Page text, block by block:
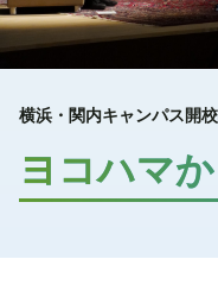
横浜・関内キャンパス開
ヨコハマ